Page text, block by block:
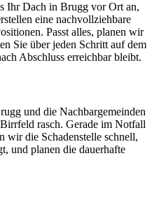
Ihr Dach in Brugg vor Ort an,
eine nachvollziehbare
Passt alles, planen wir
Sie über jeden Schritt auf dem
Abschluss erreichbar bleibt.
und die Nachbargemeinden
rasch. Gerade im Notfall
wir die Schadenstelle schnell,
und planen die dauerhafte